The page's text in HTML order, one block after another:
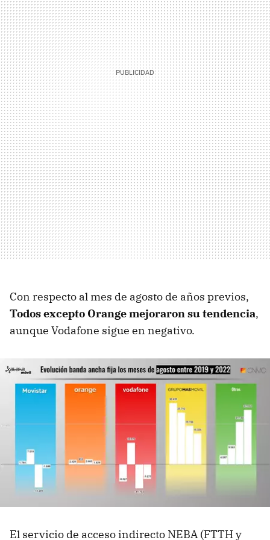
Con respecto al mes de agosto de años previos,
Todos excepto Orange mejoraron su tendencia,
aunque Vodafone sigue en negativo.
El servicio de acceso indirecto NEBA (FTTH y